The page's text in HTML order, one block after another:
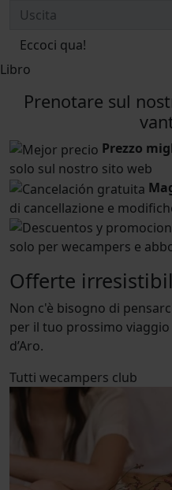
Eccoci qua!
Libro
Prenotare sul
Prezzo
solo sul nostro sito web
di cancellazione e
solo per wecampers e
Offerte
Non c'è bisogno di
per il tuo prossimo
d’Aro.
Tutti wecampers club